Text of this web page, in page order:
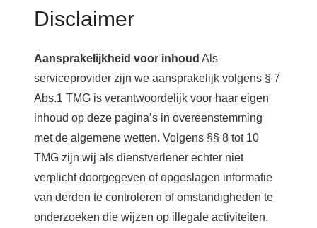
Disclaimer
Aansprakelijkheid voor inhoud Als
serviceprovider zijn we aansprakelijk volgens § 7
Abs.1 TMG is verantwoordelijk voor haar eigen
inhoud op deze pagina’s in overeenstemming
met de algemene wetten. Volgens §§ 8 tot 10
TMG zijn wij als dienstverlener echter niet
verplicht doorgegeven of opgeslagen informatie
van derden te controleren of omstandigheden te
onderzoeken die wijzen op illegale activiteiten.